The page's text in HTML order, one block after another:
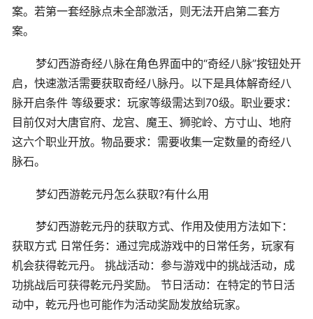
案。若第一套经脉点未全部激活，则无法开启第二套方
案。
梦幻西游奇经八脉在角色界面中的“奇经八脉”按钮处开
启，快速激活需要获取奇经八脉丹。以下是具体解奇经八
脉开启条件 等级要求：玩家等级需达到70级。职业要求：
目前仅对大唐官府、龙宫、魔王、狮驼岭、方寸山、地府
这六个职业开放。物品要求：需要收集一定数量的奇经八
脉石。
梦幻西游乾元丹怎么获取?有什么用
梦幻西游乾元丹的获取方式、作用及使用方法如下：
获取方式 日常任务：通过完成游戏中的日常任务，玩家有
机会获得乾元丹。 挑战活动：参与游戏中的挑战活动，成
功挑战后可获得乾元丹奖励。 节日活动：在特定的节日活
动中，乾元丹也可能作为活动奖励发放给玩家。